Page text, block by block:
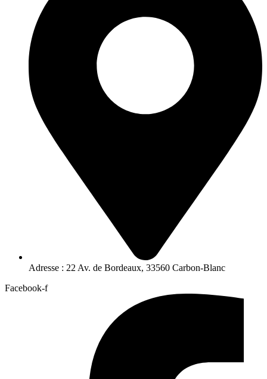
Adresse : 22 Av. de Bordeaux, 33560 Carbon-Blanc
Facebook-f